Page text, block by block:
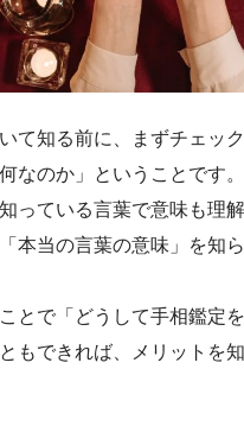
て知る前に、まずチェッ
なのか」ということです。
っている言葉で意味も理
本当の言葉の意味」を知
とで「どうして手相鑑定
もできれば、メリットを